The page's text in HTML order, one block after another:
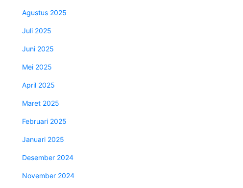
Agustus 2025
Juli 2025
Juni 2025
Mei 2025
April 2025
Maret 2025
Februari 2025
Januari 2025
Desember 2024
November 2024